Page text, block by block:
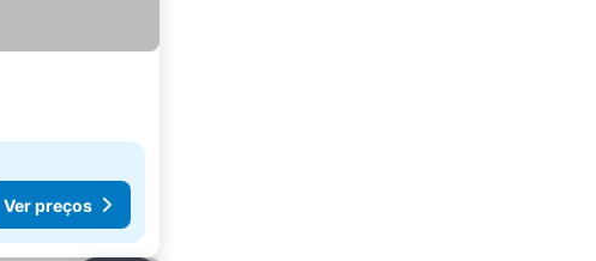
Ver preços